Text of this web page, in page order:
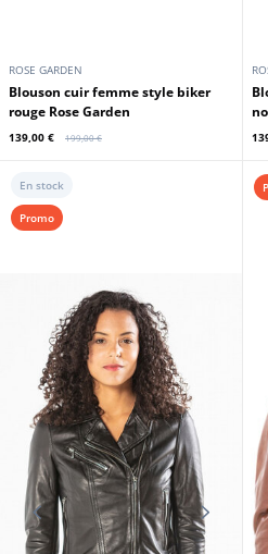
ROSE GARDEN
Blouson cuir femme style biker
rouge Rose Garden
139,00 € 199,00 €
Blouson cuir femme style biker
En stock
Promo